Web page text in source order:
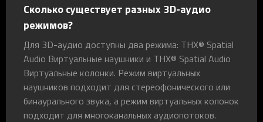
Сколько существует разных 3D-аудио
режимов?
Для 3D-аудио доступны два режима: THX® Spatial
Audio Виртуальные наушники и THX® Spatial Audio
Виртуальные колонки. Режим виртуальных
наушников подходит для стереофонического или
бинаурального звука, а режим виртуальных колонок
подходит для многоканальных аудиопотоков.